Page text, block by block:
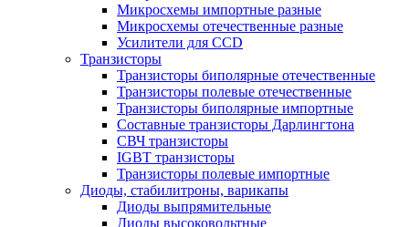
Микросхемы импортные разные
Микросхемы отечественные разные
Усилители для CCD
Транзисторы
Транзисторы биполярные отечественные
Транзисторы полевые отечественные
Транзисторы биполярные импортные
Составные транзисторы Дарлингтона
СВЧ транзисторы
IGBT транзисторы
Транзисторы полевые импортные
Диоды, стабилитроны, варикапы
Диоды выпрямительные
Диоды высоковольтные